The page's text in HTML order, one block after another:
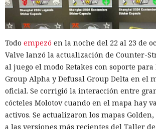
Todo empezó en la noche del 22 al 23 de
Valve lanzó la actualización de Counter-
al juego el modo Retakes con soporte
Group Alpha y Defusal Group Delta en el
oficial. Se corrigió la interacción entre
cócteles Molotov cuando en el mapa hay
activos. Se actualizaron los mapas Golden,
a las versiones más recientes del Taller